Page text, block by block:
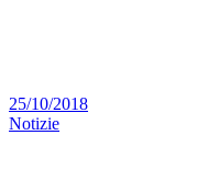
25/10/2018
Notizie